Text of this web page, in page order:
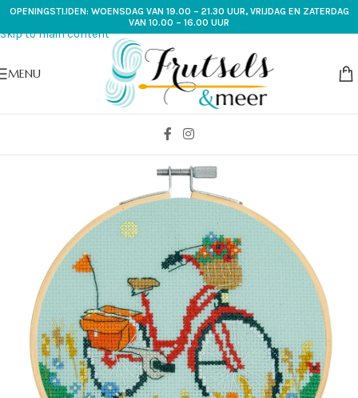
Skip to navigation
Skip to main content
OPENINGSTIJDEN: WOENSDAG VAN 19.00 – 21.30 UUR, VRIJDAG EN ZATERDAG
VAN 10.00 – 16.00 UUR
MENU